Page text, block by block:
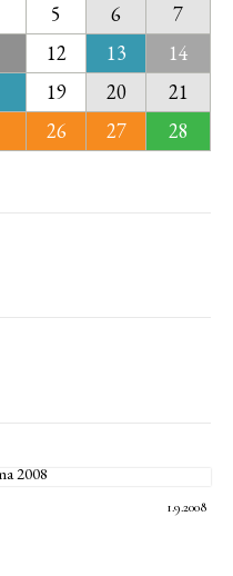
5 6
7
12 13
14
19 20
21
26 27 28
1.9.2008